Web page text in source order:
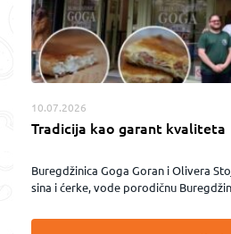
10.07.2026
Tradicija kao garant kvaliteta
Buregdžinica Goga Goran i Olivera
sina i ćerke, vode porodičnu